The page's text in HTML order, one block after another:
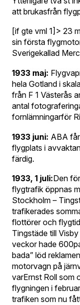
att brukasfrån
[if gte vml 1]> 23
sin första
Sverigekallad
1933 maj:
hela Gotland i
från F 1 Västerås
antal
fornlämningarför
1933 juni: ABA
flygplats i
färdig.
1933, 1 juli:Den
flygtrafik öppnas
Stockholm –
trafikerades
flottörer och
Tingstäde till
veckor hade
bada” löd
motorvagn på
varErnst Roll som
flygningen i
trafiken som nu